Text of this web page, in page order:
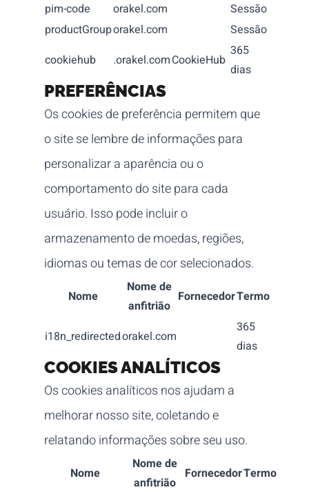
pim-code
orakel.com
Sessão
productGrouporakel.com
Sessão
cookiehub
.orakel.comCookieHub
365
dias
PREFERÊNCIAS
Os cookies de preferência permitem que
o site se lembre de informações para
personalizar a aparência ou o
comportamento do site para cada
usuário. Isso pode incluir o
armazenamento de moedas, regiões,
idiomas ou temas de cor selecionados.
Nome
Nome de
anfitrião
FornecedorTermo
i18n_redirectedorakel.com
365
dias
COOKIES ANALÍTICOS
Os cookies analíticos nos ajudam a
melhorar nosso site, coletando e
relatando informações sobre seu uso.
Nome
Nome de
anfitrião
FornecedorTermo